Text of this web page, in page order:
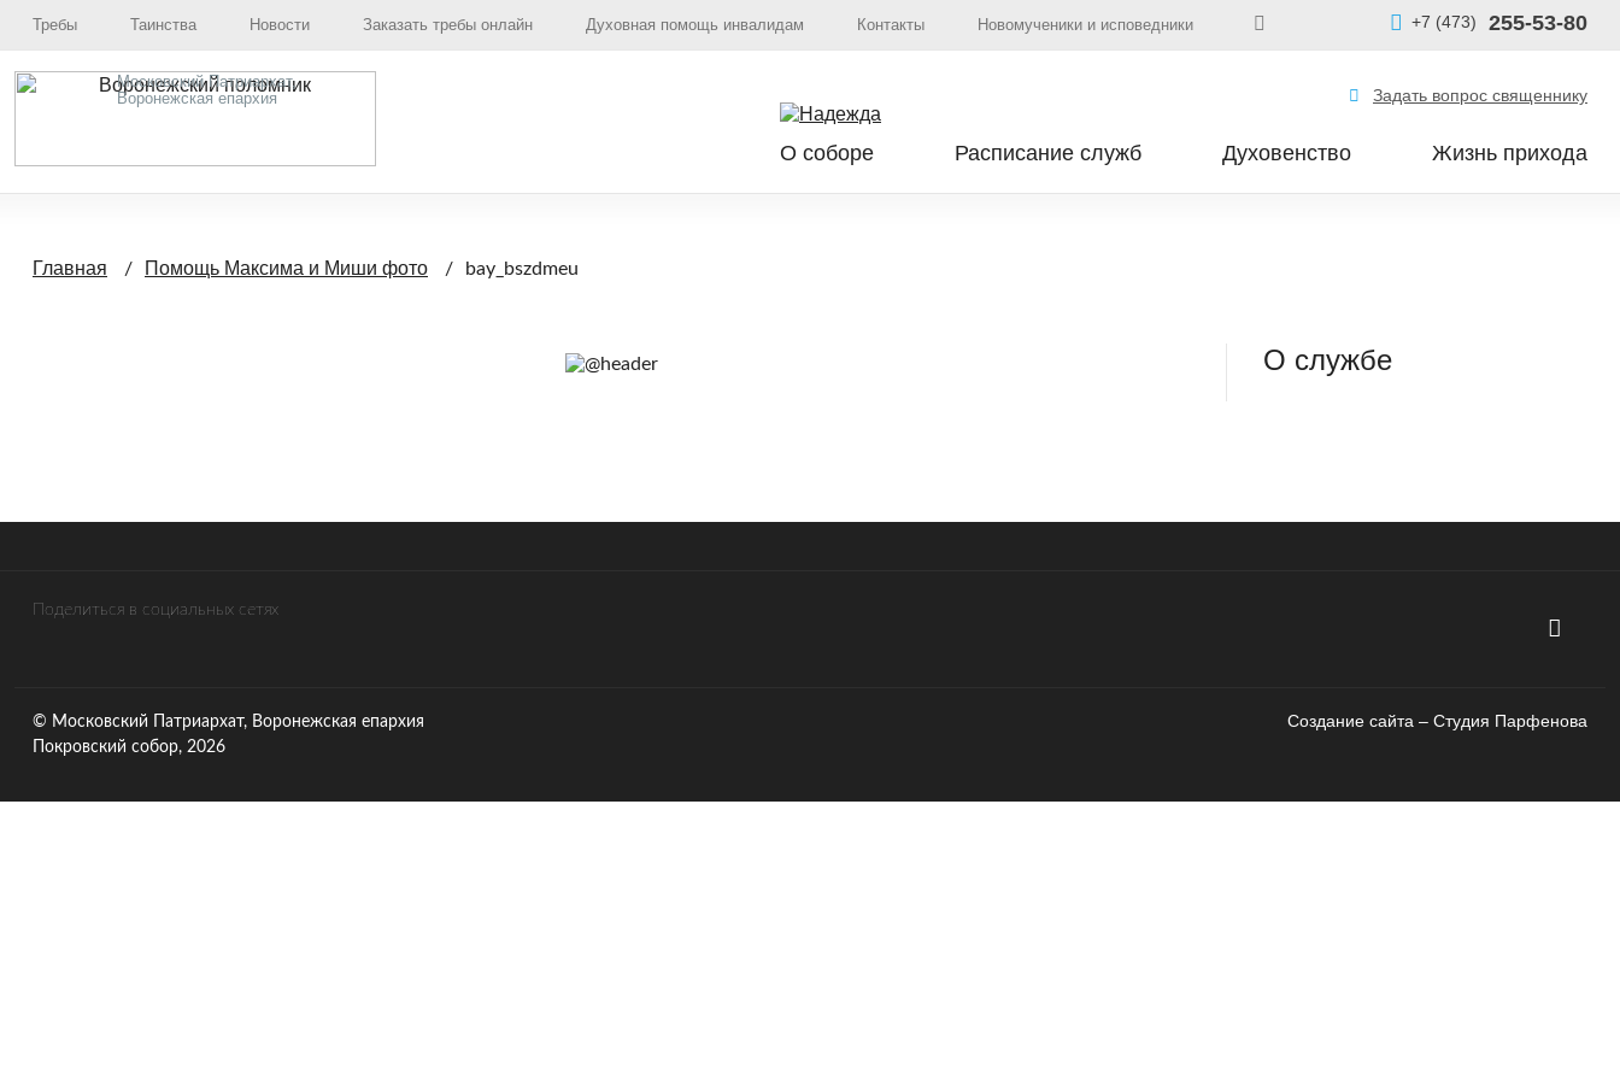
Требы Таинства Новости Заказать требы онлайн Духовная помощь инвалидам Контакты Новомученики и исповедники +7 (473) 255-53-80
Московский Патриархат,
Воронежская епархия
Задать вопрос священнику
О соборе Расписание служб Духовенство Жизнь прихода
Главная Помощь Максима и Миши фото bay_bszdmeu
О службе
Поделиться в социальных сетях
© Московский Патриархат, Воронежcкая епархия
Покровский собор, 2026
Создание сайта – Cтудия Парфенова